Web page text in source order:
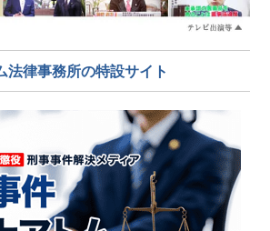
法律事務所の特設サイト